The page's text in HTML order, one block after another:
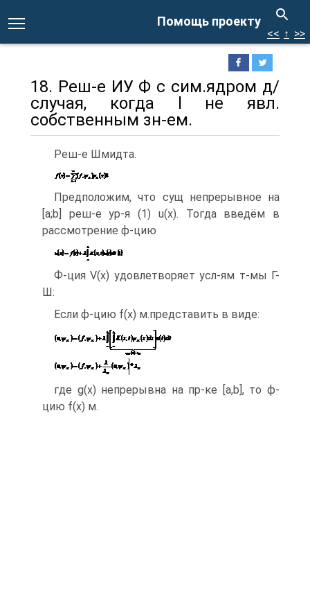
Помощь проекту
<< ↑ >>
18. Реш-е ИУ Ф с сим.ядром д/
случая, когда l не явл.
собственным зн-ем.
Реш-е Шмидта.
Предположим, что сущ непрерывное на
[a;b] реш-е ур-я (1) u(x). Тогда введём в
рассмотрение ф-цию
Ф-ция V(x) удовлетворяет усл-ям т-мы Г-
Ш:
Если ф-цию f(x) м.представить в виде:
где g(x) непрерывна на пр-ке [a,b], то ф-
цию f(x) м.